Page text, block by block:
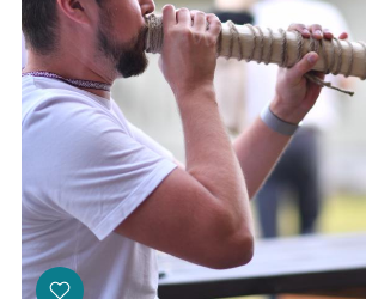
Jaunumi
Ziedo
Veikals
Kontakti